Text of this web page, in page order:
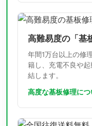
高難易度の「基
年間1万台以上の修
籍し、充電不良や
結します。
高度な基板修理につ